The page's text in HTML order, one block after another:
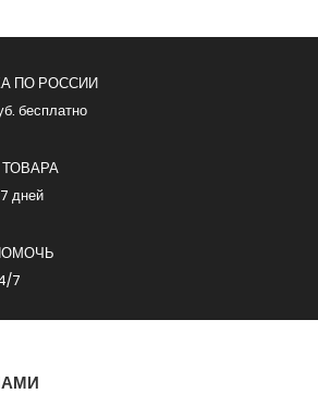
ПО РОССИИ
бесплатно
дней
7